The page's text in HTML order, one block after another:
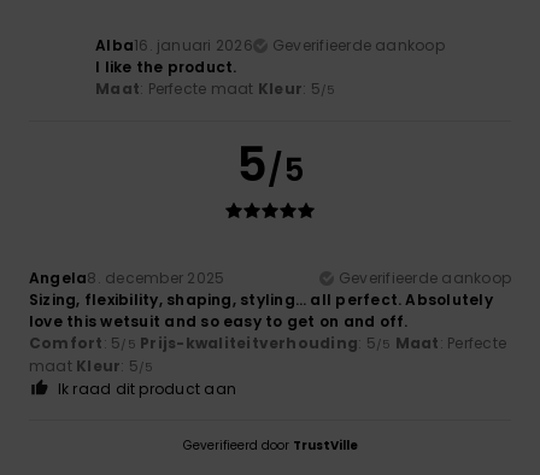
Alba16. januari 2026
Geverifieerde aankoop
I like the product.
Maat: Perfecte maat Kleur: 5/5
5/5
Angela8. december 2025
Geverifieerde aankoop
Sizing, flexibility, shaping, styling… all perfect. Absolutely
love this wetsuit and so easy to get on and off.
Comfort: 5/5 Prijs-kwaliteitverhouding: 5/5 Maat: Perfecte
maat Kleur: 5/5
Ik raad dit product aan
Geverifieerd door TrustVille